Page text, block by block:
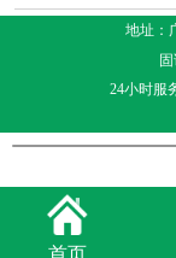
地址：
24小时服
首页